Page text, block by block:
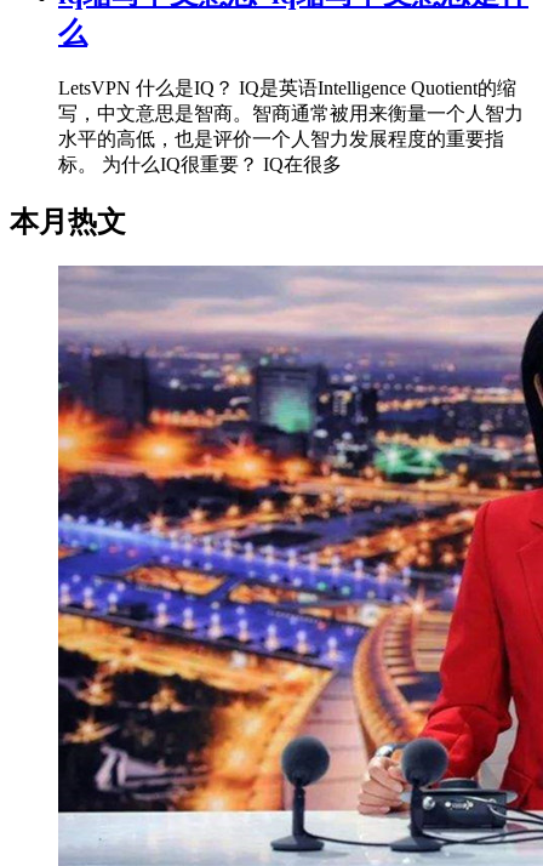
么
LetsVPN 什么是IQ？ IQ是英语Intelligence Quotient的缩
写，中文意思是智商。智商通常被用来衡量一个人智力
水平的高低，也是评价一个人智力发展程度的重要指
标。 为什么IQ很重要？ IQ在很多
本月热文